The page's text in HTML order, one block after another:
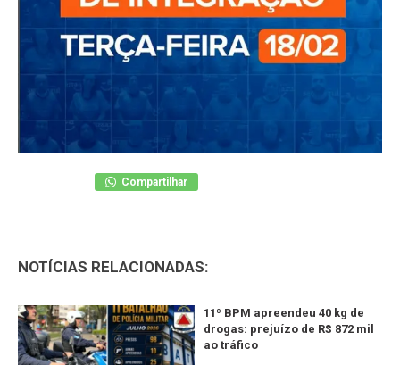
Compartilhar
NOTÍCIAS RELACIONADAS:
11º BPM apreendeu 40 kg de
drogas: prejuízo de R$ 872 mil
ao tráfico